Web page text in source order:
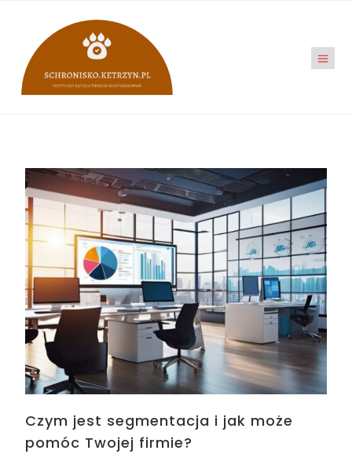
Czym jest segmentacja i jak może
pomóc Twojej firmie?